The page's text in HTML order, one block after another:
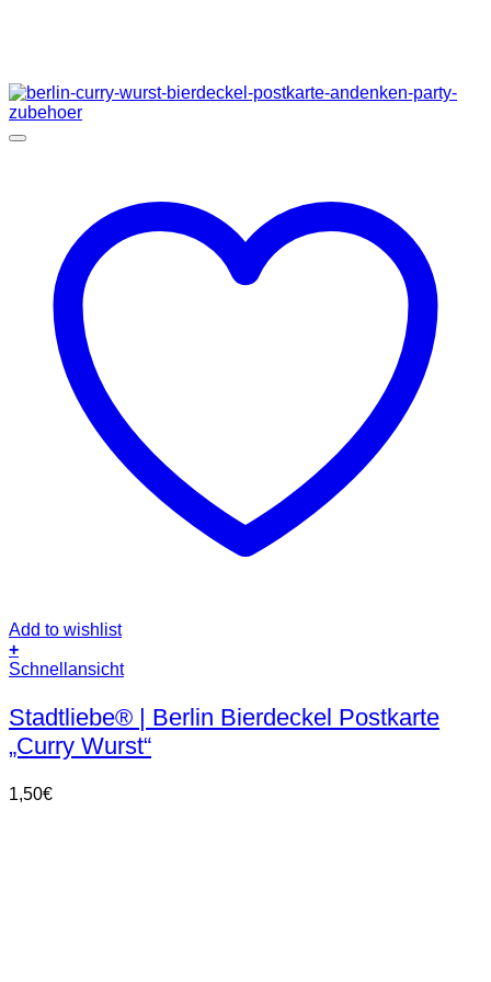
Add to wishlist
+
Schnellansicht
Stadtliebe® | Berlin Bierdeckel Postkarte
„Curry Wurst“
1,50€